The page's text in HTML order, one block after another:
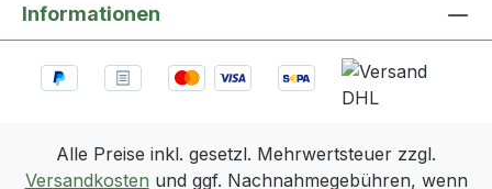
Informationen
Alle Preise inkl. gesetzl. Mehrwertsteuer zzgl.
Versandkosten und ggf. Nachnahmegebühren, wenn